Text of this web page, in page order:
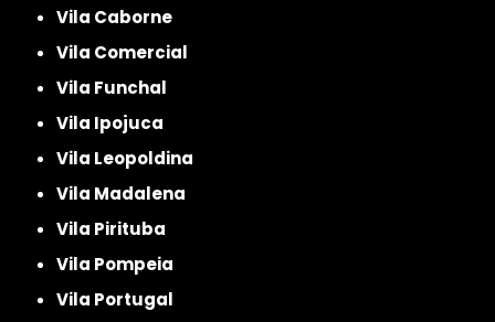
Vila Caborne
Vila Comercial
Vila Funchal
Vila Ipojuca
Vila Leopoldina
Vila Madalena
Vila Pirituba
Vila Pompeia
Vila Portugal